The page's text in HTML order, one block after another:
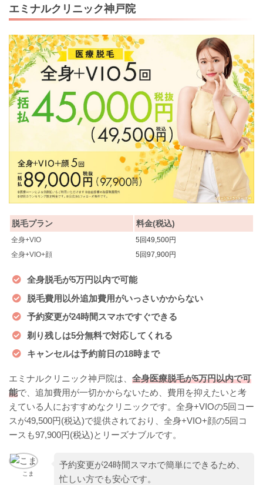
エミナルクリニック神戸院
脱毛プラン 料金(税込)
全身+VIO
5回49,500円
全身+VIO+顔
5回97,900円
全身脱毛が5万円以内で可能
脱毛費用以外追加費用がいっさいかからない
予約変更が24時間スマホですぐできる
剃り残しは5分無料で対応してくれる
キャンセルは予約前日の18時まで
エミナルクリニック神戸院は、 全身医療脱毛が5万円以内で可
能で、追加費用が一切かからないため、費用を抑えたいと考
えている人におすすめなクリニックです。全身+VIOの5回コー
スが49,500円(税込)で提供されており、全身+VIO+顔の5回コ
ースも97,900円(税込)とリーズナブルです。
こま
予約変更が24時間スマホで簡単にできるため、
忙しい方でも安心です。